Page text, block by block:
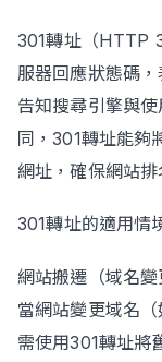
301轉址（HTTP
服器回應狀態碼
告知搜尋引擎與
同，301轉址能夠
網址，確保網站
301轉址的適用情
網站搬遷（域名變
當網站變更域名
需使用301轉址將